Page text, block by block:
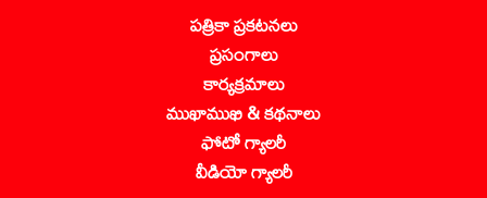
పత్రికా ప్రకటనలు
ప్రసంగాలు
కార్యక్రమాలు
ముఖాముఖి & కథనాలు
ఫోటో గ్యాలరీ
వీడియో గ్యాలరీ